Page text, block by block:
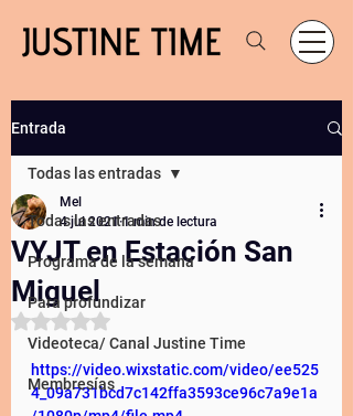
Entrada
Todas las entradas
Programa de la semana
Para profundizar
Videoteca/ Canal Justine Time
Membresías
Todas las entradas
VYJT en Estación San
Miguel
Mel
4 jul 2021 1 min de lectura
Obtuvo NaN de 5 estrellas.
https://video.wixstatic.com/video/ee525
4_09a731bcd7c142ffa3593ce96c7a9e1a